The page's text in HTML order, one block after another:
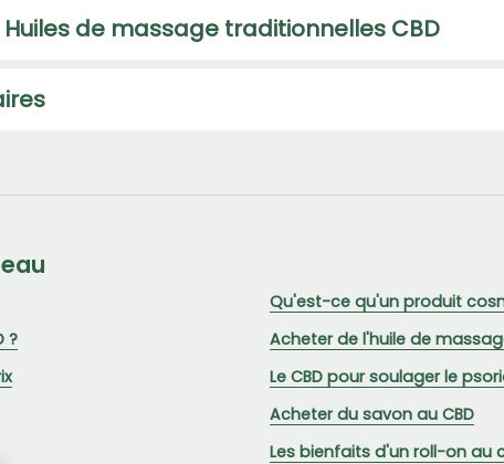
de massage traditionnelles CBD
Qu'est-ce qu'un produit
?
Acheter de l'huile de
Le CBD pour soulager le
Acheter du savon au CBD
Les bienfaits d'un roll-on au